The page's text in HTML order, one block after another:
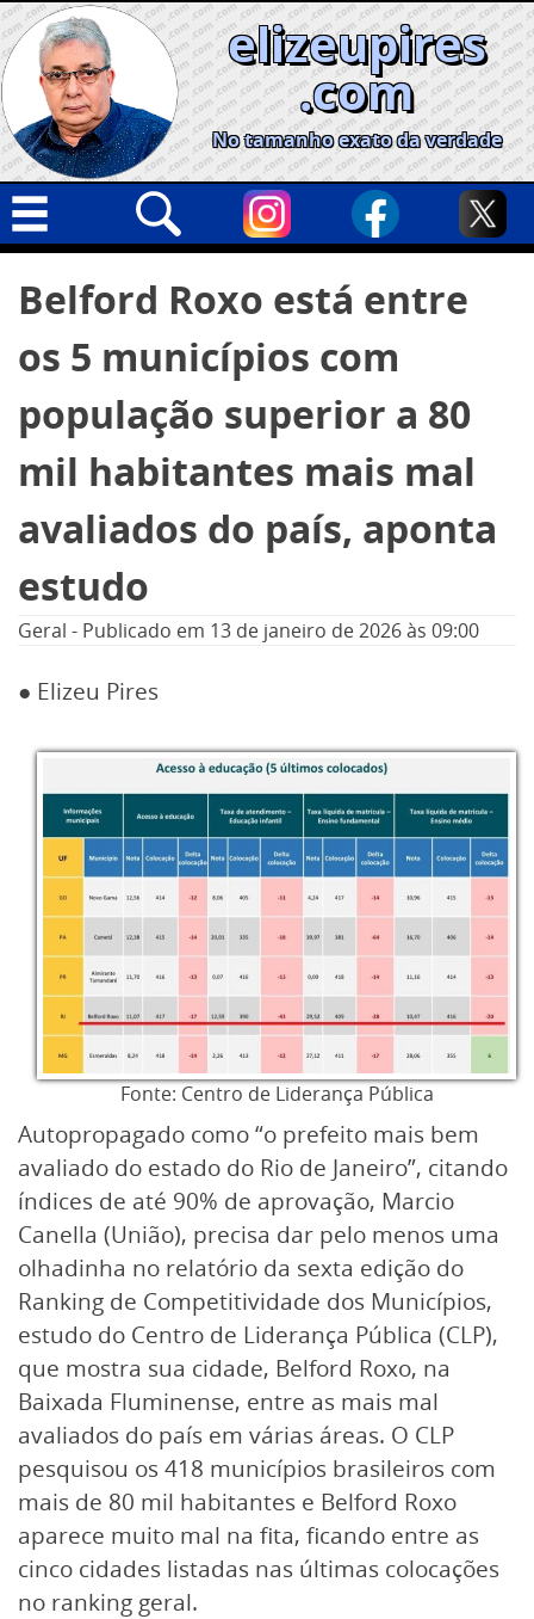
Skip
to
content
elizeupires
.com
No tamanho exato da verdade
Geral
Cidades
Nacional
Opinião
Informe especial
por:
Belford Roxo está entre
os 5 municípios com
população superior a 80
mil habitantes mais mal
avaliados do país, aponta
estudo
Geral - Publicado em 13 de janeiro de 2026às 09:00
● Elizeu Pires
Fonte: Centro de Liderança Pública
Autopropagado como “o prefeito mais bem
avaliado do estado do Rio de Janeiro”, citando
índices de até 90% de aprovação, Marcio
Canella (União), precisa dar pelo menos uma
olhadinha no relatório da sexta edição do
Ranking de Competitividade dos Municípios,
estudo do Centro de Liderança Pública (CLP),
que mostra sua cidade, Belford Roxo, na
Baixada Fluminense, entre as mais mal
avaliados do país em várias áreas. O CLP
pesquisou os 418 municípios brasileiros com
mais de 80 mil habitantes e Belford Roxo
aparece muito mal na fita, ficando entre as
cinco cidades listadas nas últimas colocações
no ranking geral.